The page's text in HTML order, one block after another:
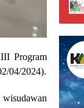
Program
04/2024).